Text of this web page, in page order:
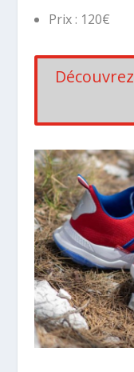
Prix : 120€